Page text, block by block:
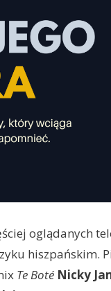
oglądanych
hiszpańskim.
Te Boté Nicky